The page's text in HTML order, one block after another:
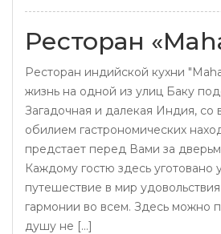
Ресторан
Ресторан индийской кухни
жизнь на одной из улиц Баку
Загадочная и далекая Индия, со
обилием гастрономических
предстает перед Вами за
Каждому гостю здесь уготовано
путешествие в мир
гармонии во всем. Здесь можно
душу не [...]